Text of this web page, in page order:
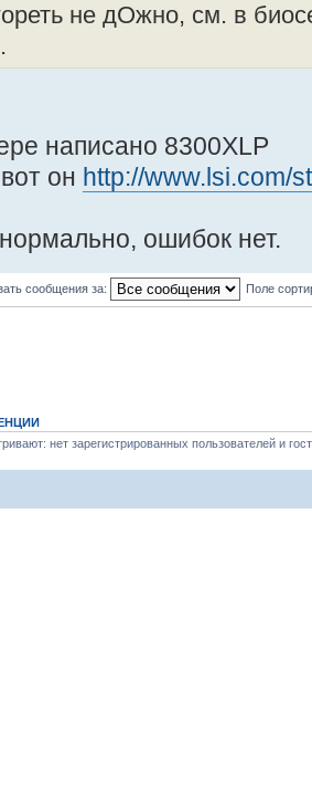
не дОжно, см. в
написано 8300XLP
он http://www.lsi.com/
ошибок нет.
сообщения за: Поле
нет зарегистрированных пользователей и